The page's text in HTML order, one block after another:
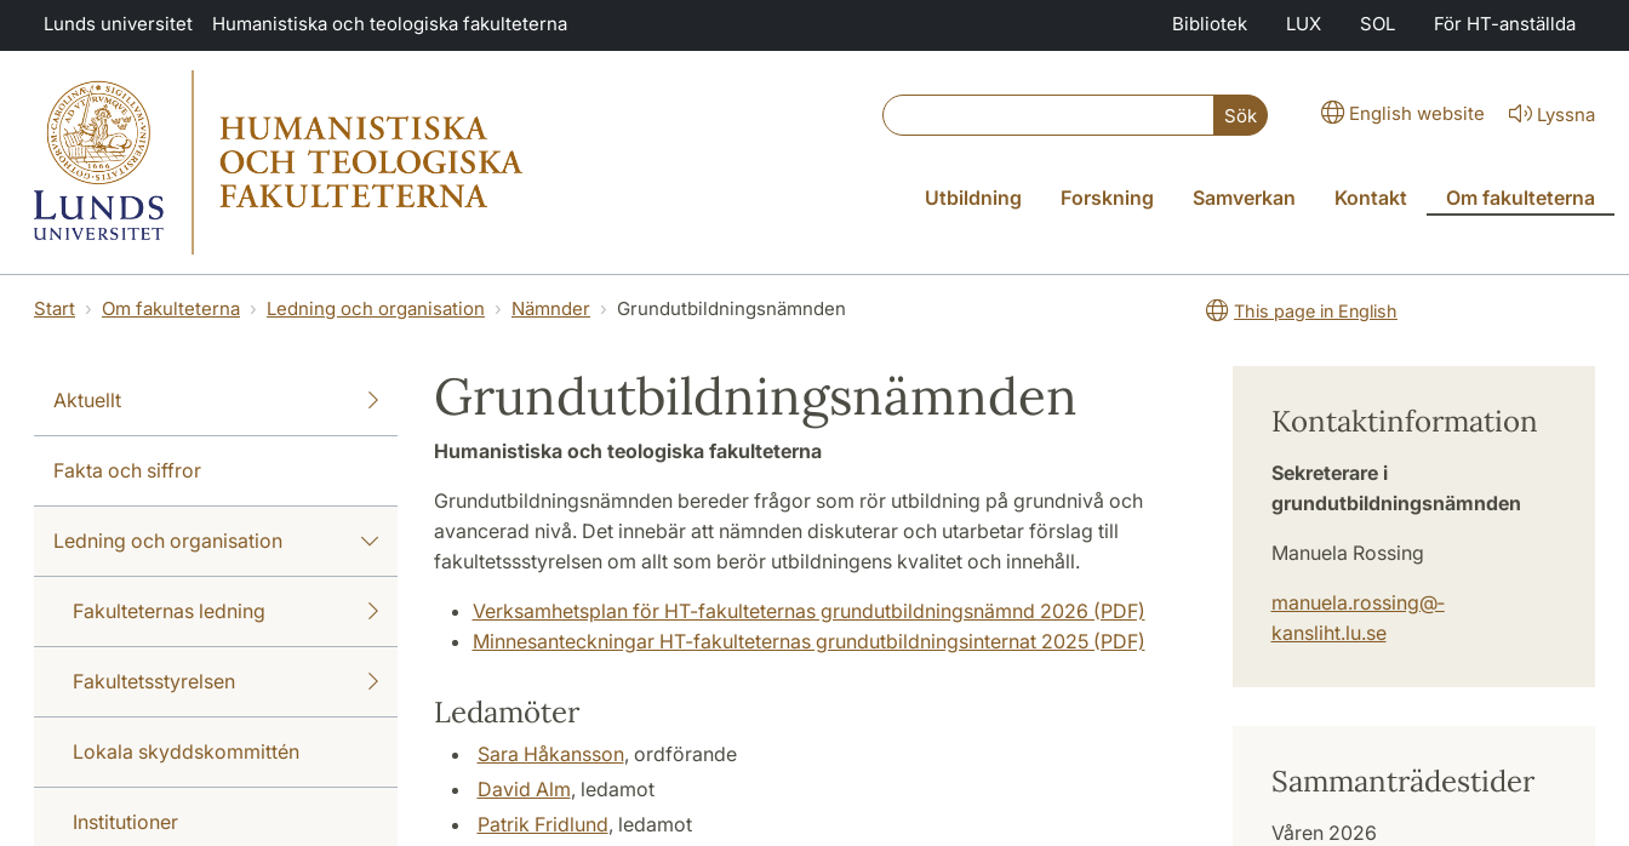
Hoppa till huvudinnehåll
Lunds universitet Humanistiska och teologiska fakulteterna Bibliotek LUX SOL För HT-anställda
Sök English website Lyssna
Utbildning Forskning Samverkan Kontakt Om fakulteterna
Start Om fakulteterna Ledning och organisation Nämnder Grundutbildningsnämnden This page in English
Aktuellt
Fakta och siffror
Ledning och organisation
Fakulteternas ledning
Fakultetsstyrelsen
Lokala skyddskommittén
Institutioner
Grundutbildningsnämnden
Humanistiska och teologiska fakulteterna
Grundutbildningsnämnden bereder frågor som rör utbildning på grundnivå och
avancerad nivå. Det innebär att nämnden diskuterar och utarbetar förslag till
fakultetssstyrelsen om allt som berör utbildningens kvalitet och innehåll.
Verksamhetsplan för HT-fakulteternas grundutbildningsnämnd 2026 (PDF)
Minnesanteckningar HT-fakulteternas grundutbildningsinternat 2025 (PDF)
Ledamöter
Sara Håkansson, ordförande
David Alm, ledamot
Patrik Fridlund, ledamot
Kontaktinformation
Sekreterare i
grundutbildnings­nämnden­­­
Manuela Rossing
manuela.rossing@­
kansliht.lu.se
Sammanträdestider
Våren 2026